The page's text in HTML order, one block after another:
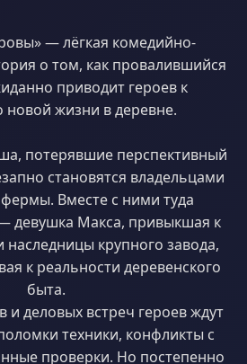
— лёгкая комедийно-
о том, как провалившийся
приводит героев к
жизни в деревне.
потерявшие перспективный
становятся владельцами
Вместе с ними туда
девушка Макса, привыкшая к
крупного завода,
к реальности деревенского
быта.
и деловых встреч героев ждут
техники, конфликты с
проверки. Но постепенно